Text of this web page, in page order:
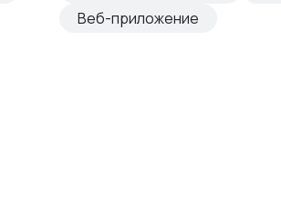
Веб-приложение